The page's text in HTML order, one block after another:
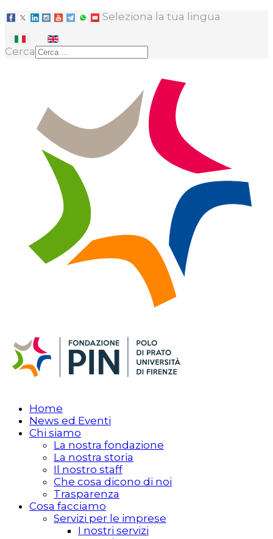
Seleziona la tua lingua
Cerca
Home
News ed Eventi
Chi siamo
La nostra fondazione
La nostra storia
Il nostro staff
Che cosa dicono di noi
Trasparenza
Cosa facciamo
Servizi per le imprese
I nostri servizi